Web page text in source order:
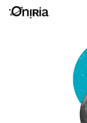
Skip